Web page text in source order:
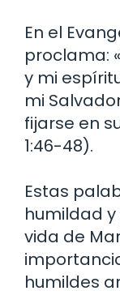
En el
proclama:
y mi
mi
fijarse en
1:46-48).
Estas
humildad
vida de
humildes